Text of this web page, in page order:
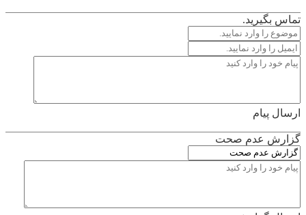
تماس بگیرید.
ارسال پیام
گزارش عدم صحت